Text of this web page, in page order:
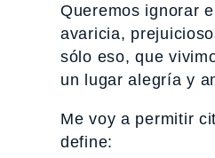
Queremos ignorar
avaricia,
sólo eso, que
un lugar alegría y
Me voy a permitir
define: